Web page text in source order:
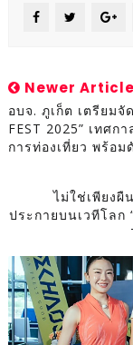
Newer Article
อบจ. ภูเก็ต เตรียมจั
FEST 2025” เทศ
การท่องเที่ยว พร้อม
ไม่ใช่เพียง
ประกายบนเวทีโลก